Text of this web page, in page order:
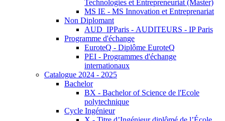
Technologies et Entrepreneuriat (Master)
MS IE - MS Innovation et Entreprenariat
Non Diplomant
AUD_IPParis - AUDITEURS - IP Paris
Programme d'échange
EuroteQ - Diplôme EuroteQ
PEI - Programmes d'échange
internationaux
Catalogue 2024 - 2025
Bachelor
BX - Bachelor of Science de l'Ecole
polytechnique
Cycle Ingénieur